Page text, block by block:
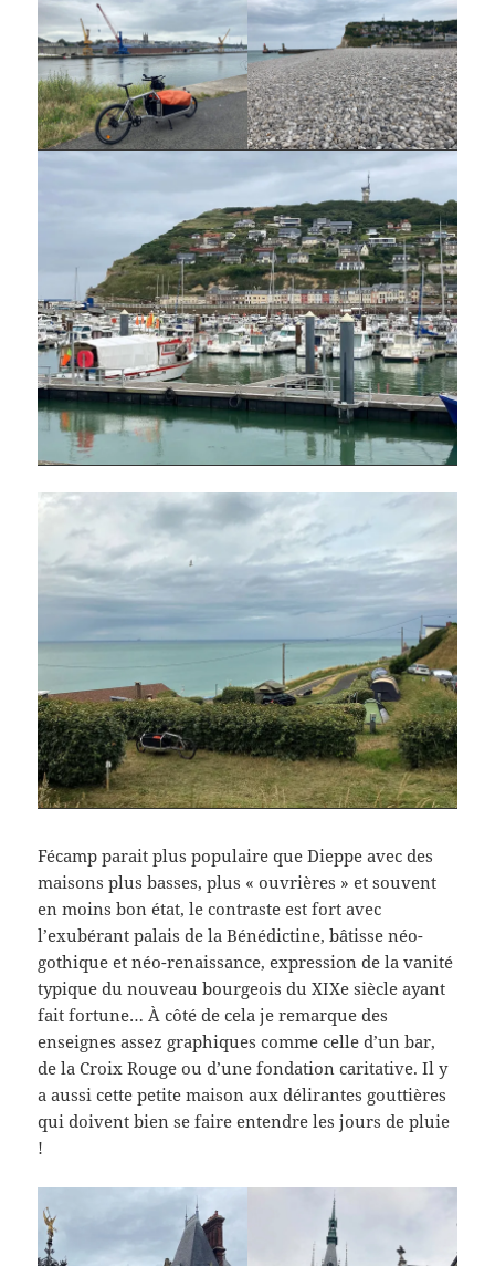
Fécamp parait plus populaire que Dieppe avec des
maisons plus basses, plus « ouvrières » et souvent
en moins bon état, le contraste est fort avec
l’exubérant palais de la Bénédictine, bâtisse néo-
gothique et néo-renaissance, expression de la vanité
typique du nouveau bourgeois du XIXe siècle ayant
fait fortune… À côté de cela je remarque des
enseignes assez graphiques comme celle d’un bar,
de la Croix Rouge ou d’une fondation caritative. Il y
a aussi cette petite maison aux délirantes gouttières
qui doivent bien se faire entendre les jours de pluie
!